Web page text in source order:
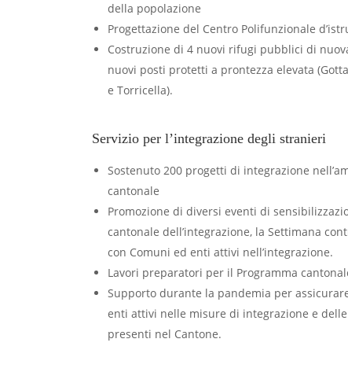
della popolazione
Progettazione del Centro Polifunzionale
Costruzione di 4 nuovi rifugi pubblici di
nuovi posti protetti a prontezza elevata
e Torricella).
Servizio per l’integrazione degli stranieri
Sostenuto 200 progetti di integrazione
cantonale
Promozione di diversi eventi di
cantonale dell’integrazione, la Settimana
con Comuni ed enti attivi nell’integrazione.
Lavori preparatori per il Programma
Supporto durante la pandemia per
enti attivi nelle misure di integrazione e
presenti nel Cantone.